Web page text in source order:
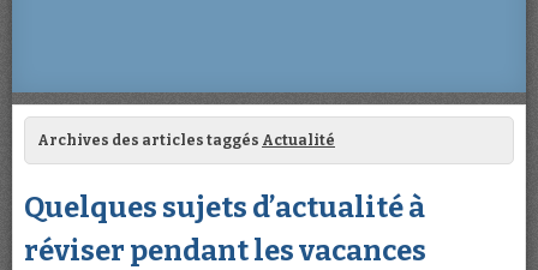
Archives des articles taggés Actualité
Quelques sujets d’actualité à
réviser pendant les vacances